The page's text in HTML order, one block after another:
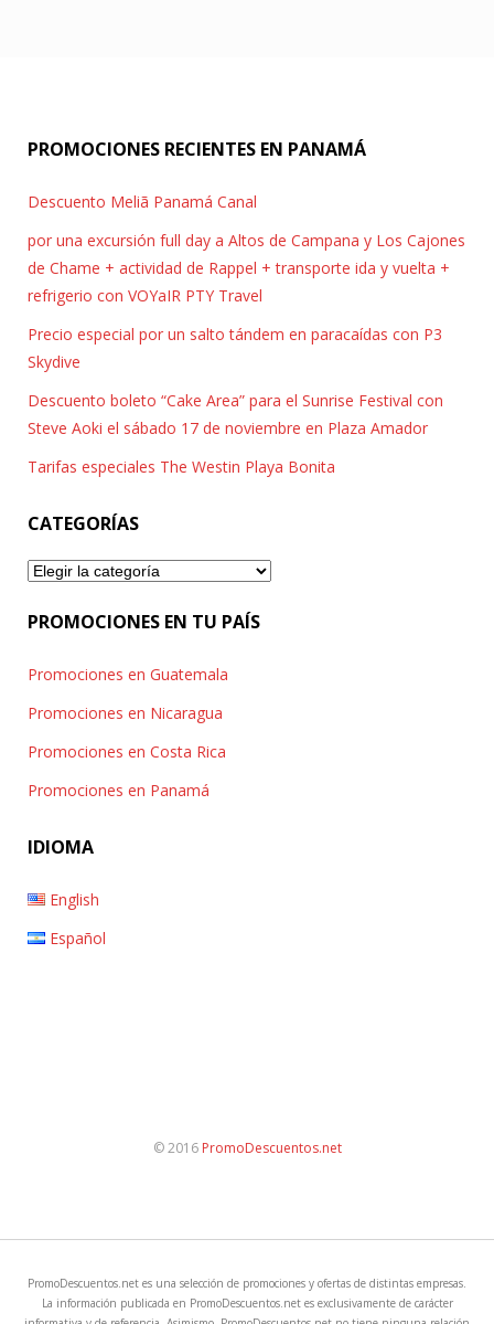
PROMOCIONES RECIENTES EN PANAMÁ
Descuento Meliã Panamá Canal
por una excursión full day a Altos de Campana y Los Cajones
de Chame + actividad de Rappel + transporte ida y vuelta +
refrigerio con VOYaIR PTY Travel
Precio especial por un salto tándem en paracaídas con P3
Skydive
Descuento boleto “Cake Area” para el Sunrise Festival con
Steve Aoki el sábado 17 de noviembre en Plaza Amador
Tarifas especiales The Westin Playa Bonita
CATEGORÍAS
Categorías
PROMOCIONES EN TU PAÍS
Promociones en Guatemala
Promociones en Nicaragua
Promociones en Costa Rica
Promociones en Panamá
IDIOMA
English
Español
© 2016 PromoDescuentos.net
PromoDescuentos.net es una selección de promociones y ofertas de distintas empresas.
La información publicada en PromoDescuentos.net es exclusivamente de carácter